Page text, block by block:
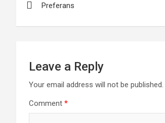
Preferans
Leave a Reply
Your email address will not be published.
Comment *